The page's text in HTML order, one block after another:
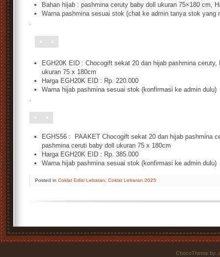
Bahan hijab : pashmina ceruty baby doll ukuran 75×180 cm,
Warna pashmina sesuai stok (chat ke admin tanya stok yang
.
EGH20K EID : Chocogift sekat 20 dan hijab pashmina
ukuran 75 x 180cm
Harga EGH20K EID : Rp. 220.000
Warna hijab pashmina sesuai stok (konfirmasi ke admin dulu)
.
EGHS56 : PAAKET Chocogift sekat 20 dan hijab pashmina
pashmina ceruti baby doll ukuran 75 x 180cm
Harga EGH20K EID : Rp. 385.000
Warna hijab pashmina sesuai stok (konfirmasi ke admin dulu)
Posted in Coklat Edisi Lebaran Coklat Lebaran 2025
ChocoTheme by